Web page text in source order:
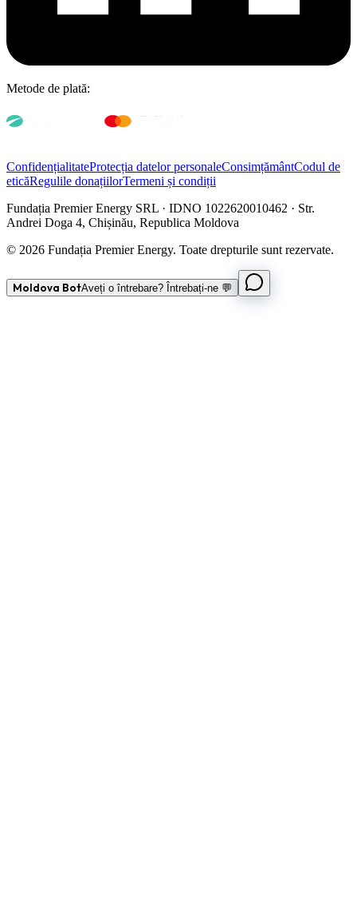
Metode de plată:
ConfidențialitateProtecția datelor personaleConsimțământCodul de
eticăRegulile donațiilorTermeni și condiții
Fundația Premier Energy SRL · IDNO 1022620010462 · Str.
Andrei Doga 4, Chișinău, Republica Moldova
© 2026 Fundația Premier Energy. Toate drepturile sunt rezervate.
Moldova BotAveți o întrebare? Întrebați-ne 💬